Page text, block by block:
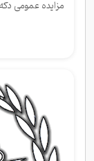
مزایده عمومی